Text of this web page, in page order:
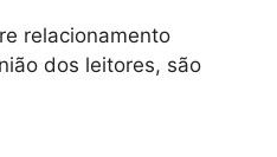
relacionamento
dos leitores, são